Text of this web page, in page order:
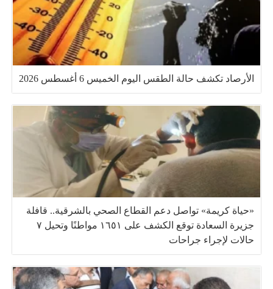
الأرصاد تكشف حالة الطقس اليوم الخميس 6 أغسطس 2026
«حياة كريمة» تواصل دعم القطاع الصحي بالشرقية.. قافلة
جزيرة السعادة توقع الكشف على ١٦٥١ مواطنًا وتحيل ٧
حالات لإجراء جراحات